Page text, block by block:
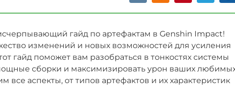
гайд по артефактам в Genshin Impact!
изменений и новых возможностей для усиления
гайд поможет вам разобраться в тонкостях системы
сборки и максимизировать урон ваших
все аспекты, от типов артефактов и их характеристик